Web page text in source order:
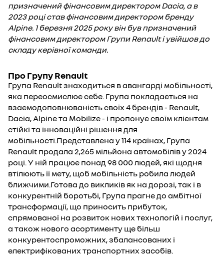
призначений фінансовим директором Dacia, а в
2023 році став фінансовим директором бренду
Alpine. 1 березня 2025 року він був призначений
фінансовим директором Групи Renault і увійшов до
складу керівної команди.
Про Групу Renault
Група Renault знаходиться в авангарді мобільності,
яка переосмислює себе. Група покладається на
взаємодоповнюваність своїх 4 брендів - Renault,
Dacia, Alpine та Mobilize - і пропонує своїм клієнтам
стійкі та інноваційні рішення для
мобільності.Представлена у 114 країнах, Група
Renault продала 2,265 мільйона автомобілів у 2024
році. У ній працює понад 98 000 людей, які щодня
втілюють її мету, щоб мобільність робила людей
ближчими.Готова до викликів як на дорозі, так і в
конкурентній боротьбі, Група прагне до амбітної
трансформації, що приносить прибуток,
спрямованої на розвиток нових технологій і послуг,
а також нового асортименту ще більш
конкурентоспроможних, збалансованих і
електрифікованих транспортних засобів.